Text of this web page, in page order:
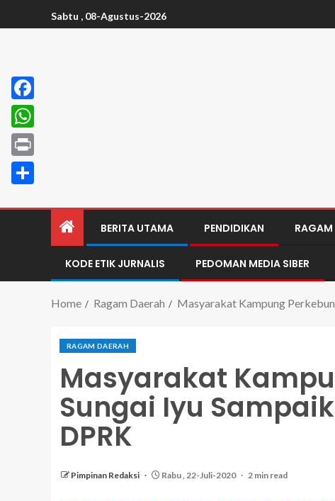
Sabtu , 08-Agustus-2026
BERITA UTAMA PENDIDIKAN RAGAM
KODE ETIK JURNALIS PEDOMAN MEDIA SIBER
Home Ragam Daerah Masyarakat Kampung
RAGAM DAERAH
Masyarakat
Sungai Iyu
DPRK
Pimpinan Redaksi Rabu , 22-Juli-2020 2 min read
Facebook
WhatsApp
Print